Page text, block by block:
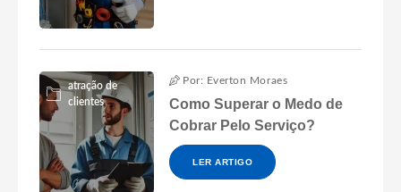
atração de
clientes
Por: Everton Moraes
Como Superar o Medo de
Cobrar Pelo Serviço?
LER ARTIGO